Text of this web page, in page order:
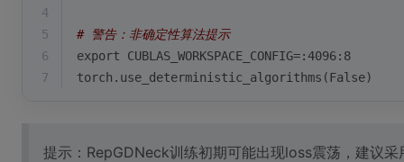
4
5
# 警告：非确定性算法提示
6
export CUBLAS_WORKSPACE_CONFIG=:4096:8
7
torch.use_deterministic_algorithms(False)
提示：RepGDNeck训练初期可能出现loss震荡，建议采